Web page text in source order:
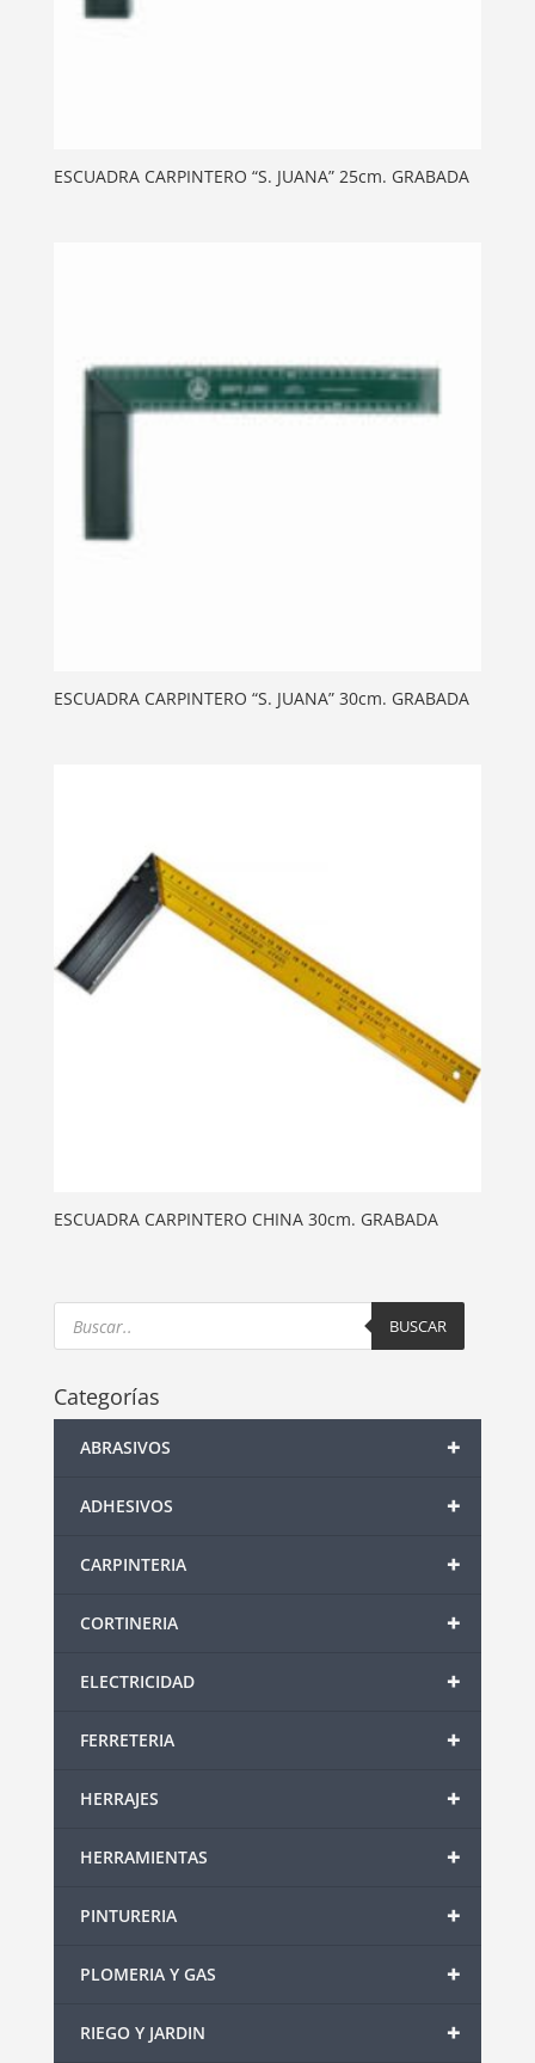
ESCUADRA CARPINTERO “S. JUANA” 25cm. GRABADA
ESCUADRA CARPINTERO “S. JUANA” 30cm. GRABADA
ESCUADRA CARPINTERO CHINA 30cm. GRABADA
Products
search BUSCAR
Categorías
+
ABRASIVOS
+
ADHESIVOS
+
CARPINTERIA
+
CORTINERIA
+
ELECTRICIDAD
+
FERRETERIA
+
HERRAJES
+
HERRAMIENTAS
+
PINTURERIA
+
PLOMERIA Y GAS
+
RIEGO Y JARDIN